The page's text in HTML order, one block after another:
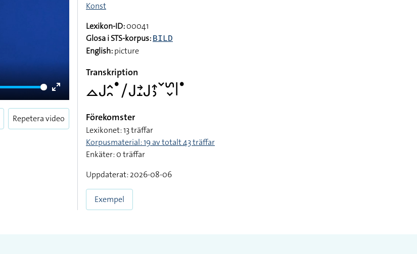
Enter
fullscreen
Repetera video
Konst
Lexikon-ID:00041
Glosa i STS-korpus: BILD
English:picture
Transkription
􌤼􌤢􌤵􌥘􌤟􌥠􌤢􌥔􌤸􌤢􌤴􌤶􌥧􌥲􌦀􌥼􌤟
Förekomster
Lexikonet: 13 träffar
Korpusmaterial: 19 av totalt 43 träffar
Enkäter: 0 träffar
Uppdaterat: 2026-08-06
Exempel